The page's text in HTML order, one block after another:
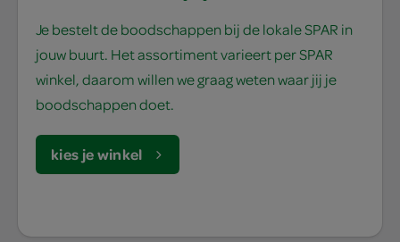
Je bestelt de boodschappen bij de lokale SPAR in
jouw buurt. Het assortiment varieert per SPAR
winkel, daarom willen we graag weten waar jij je
boodschappen doet.
kies je winkel